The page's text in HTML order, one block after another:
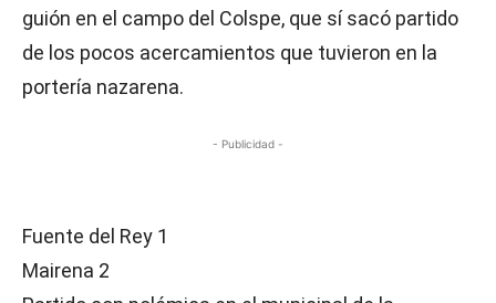
guión en el campo del Colspe, que sí sacó partido
de los pocos acercamientos que tuvieron en la
portería nazarena.
- Publicidad -
Fuente del Rey 1
Mairena 2